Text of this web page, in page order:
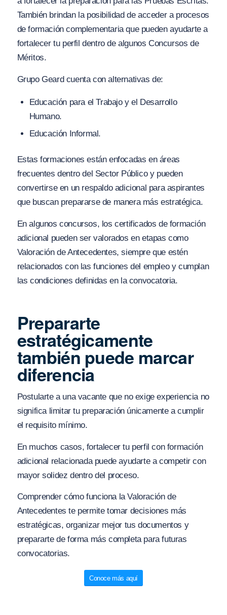
También brindan la posibilidad de acceder a procesos
de formación complementaria que pueden ayudarte a
fortalecer tu perfil dentro de algunos Concursos de
Méritos.
Grupo Geard cuenta con alternativas de:
Educación para el Trabajo y el Desarrollo
Humano.
Educación Informal.
Estas formaciones están enfocadas en áreas
frecuentes dentro del Sector Público y pueden
convertirse en un respaldo adicional para aspirantes
que buscan prepararse de manera más estratégica.
En algunos concursos, los certificados de formación
adicional pueden ser valorados en etapas como
Valoración de Antecedentes, siempre que estén
relacionados con las funciones del empleo y cumplan
las condiciones definidas en la convocatoria.
Prepararte
estratégicamente
también puede marcar
diferencia
Postularte a una vacante que no exige experiencia no
significa limitar tu preparación únicamente a cumplir
el requisito mínimo.
En muchos casos, fortalecer tu perfil con formación
adicional relacionada puede ayudarte a competir con
mayor solidez dentro del proceso.
Comprender cómo funciona la Valoración de
Antecedentes te permite tomar decisiones más
estratégicas, organizar mejor tus documentos y
prepararte de forma más completa para futuras
convocatorias.
Conoce más aquí